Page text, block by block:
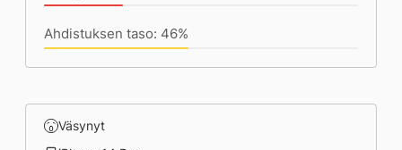
Ahdistuksen taso: 46%
Väsynyt